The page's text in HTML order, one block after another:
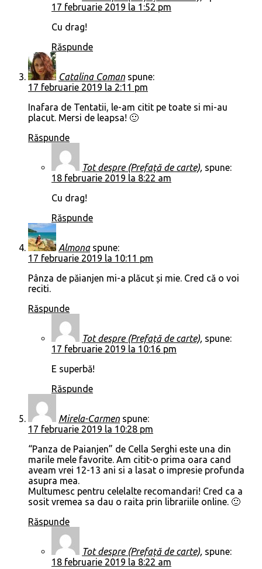
17 februarie 2019 la 1:52 pm
Cu drag!
Răspunde
Catalina Coman spune:
17 februarie 2019 la 2:11 pm
Inafara de Tentatii, le-am citit pe toate si mi-au
placut. Mersi de leapsa! 🙂
Răspunde
Tot despre (Prefață de carte), spune:
18 februarie 2019 la 8:22 am
Cu drag!
Răspunde
Almona spune:
17 februarie 2019 la 10:11 pm
Pânza de păianjen mi-a plăcut și mie. Cred că o voi
reciti.
Răspunde
Tot despre (Prefață de carte), spune:
17 februarie 2019 la 10:16 pm
E superbă!
Răspunde
Mirela-Carmen spune:
17 februarie 2019 la 10:28 pm
“Panza de Paianjen” de Cella Serghi este una din
marile mele favorite. Am citit-o prima oara cand
aveam vrei 12-13 ani si a lasat o impresie profunda
asupra mea.
Multumesc pentru celelalte recomandari! Cred ca a
sosit vremea sa dau o raita prin librariile online. 🙂
Răspunde
Tot despre (Prefață de carte), spune:
18 februarie 2019 la 8:22 am